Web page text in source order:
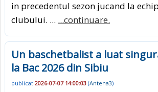
in precedentul sezon jucand la
clubului. ... ...continuare.
Un baschetbalist a luat
la Bac 2026 din Sibiu
publicat 2026-07-07 14:00:03 (Antena3)